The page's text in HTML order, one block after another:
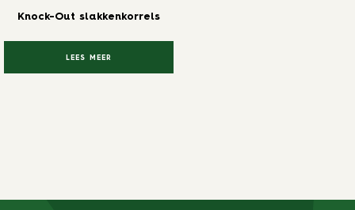
Knock-Out slakkenkorrels
LEES MEER